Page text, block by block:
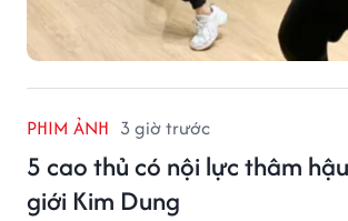
PHIM ẢNH 3 giờ trước
5 cao thủ có nội lực thâm
giới Kim Dung